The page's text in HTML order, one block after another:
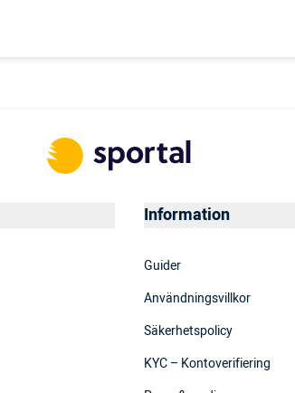
Information
Guider
Användningsvillkor
Säkerhetspolicy
KYC – Kontoverifiering